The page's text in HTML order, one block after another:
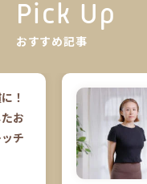
Pick Up
おすすめ記事
！
お
チ